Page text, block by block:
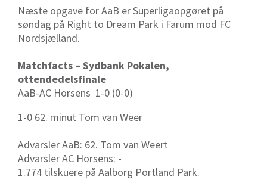
Næste opgave for AaB er Superligaopgøret på
søndag på Right to Dream Park i Farum mod FC
Nordsjælland.
Matchfacts – Sydbank Pokalen,
ottendedelsfinale
AaB-AC Horsens 1-0 (0-0)
1-0 62. minut Tom van Weer
Advarsler AaB: 62. Tom van Weert
Advarsler AC Horsens: -
1.774 tilskuere på Aalborg Portland Park.